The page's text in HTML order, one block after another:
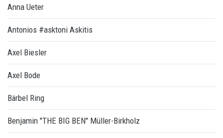
Anna Ueter
Antonios #asktoni Askitis
Axel Biesler
Axel Bode
Bärbel Ring
Benjamin "THE BIG BEN" Müller-Birkholz